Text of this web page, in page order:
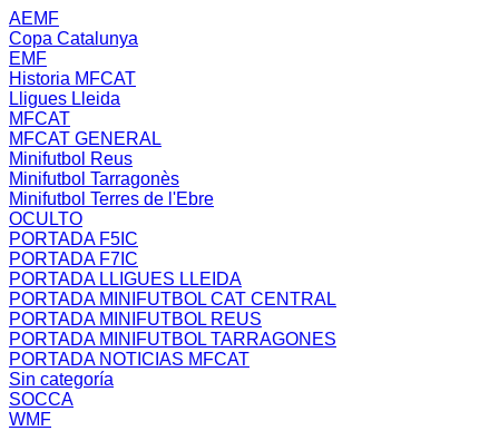
AEMF
Copa Catalunya
EMF
Historia MFCAT
Lligues Lleida
MFCAT
MFCAT GENERAL
Minifutbol Reus
Minifutbol Tarragonès
Minifutbol Terres de l'Ebre
OCULTO
PORTADA F5IC
PORTADA F7IC
PORTADA LLIGUES LLEIDA
PORTADA MINIFUTBOL CAT CENTRAL
PORTADA MINIFUTBOL REUS
PORTADA MINIFUTBOL TARRAGONES
PORTADA NOTICIAS MFCAT
Sin categoría
SOCCA
WMF